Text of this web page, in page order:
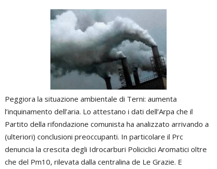
Peggiora la situazione ambientale di Terni: aumenta
l’inquinamento dell’aria. Lo attestano i dati dell’Arpa che il
Partito della rifondazione comunista ha analizzato arrivando a
(ulteriori) conclusioni preoccupanti. In particolare il Prc
denuncia la crescita degli Idrocarburi Policiclici Aromatici oltre
che del Pm10, rilevata dalla centralina de Le Grazie. E